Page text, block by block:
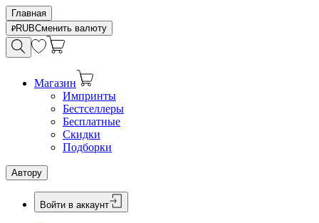
Главная
RUBСменить валюту
Магазин
Импринты
Бестселлеры
Бесплатные
Скидки
Подборки
Автору
Войти в аккаунт